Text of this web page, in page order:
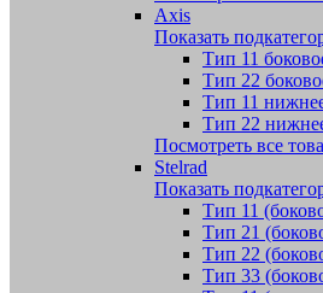
Axis
Показать
Тип 11
Тип 22
Тип 11
Тип 22
Посмотреть все
Stelrad
Показать
Tип 11
Тип 21
Тип 22
Тип 33